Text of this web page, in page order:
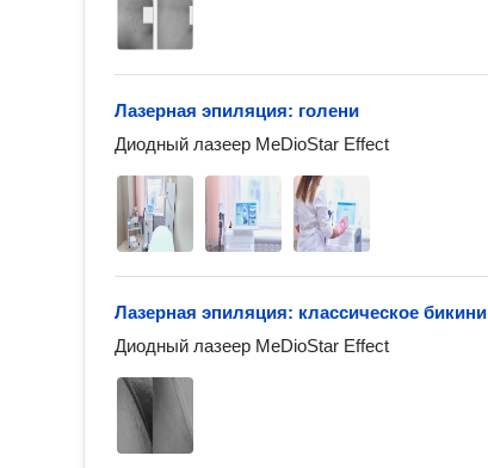
Лазерная эпиляция: голени
Диодный лазеер MeDioStar Effect
Лазерная эпиляция: классическое бикини
Диодный лазеер MeDioStar Effect